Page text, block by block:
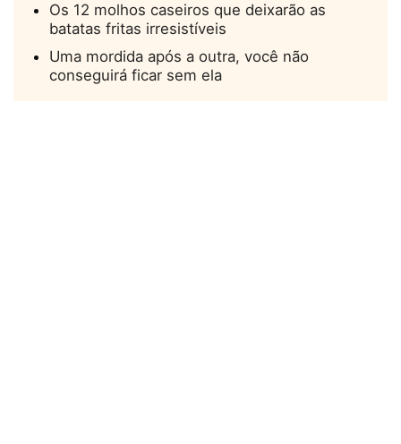
Os 12 molhos caseiros que deixarão as
batatas fritas irresistíveis
Uma mordida após a outra, você não
conseguirá ficar sem ela